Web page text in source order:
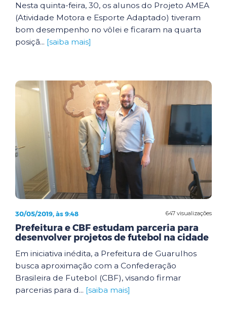
Nesta quinta-feira, 30, os alunos do Projeto AMEA
(Atividade Motora e Esporte Adaptado) tiveram
bom desempenho no vôlei e ficaram na quarta
posiçã... [saiba mais]
647 visualizações
30/05/2019, às 9:48
Prefeitura e CBF estudam parceria para
desenvolver projetos de futebol na cidade
Em iniciativa inédita, a Prefeitura de Guarulhos
busca aproximação com a Confederação
Brasileira de Futebol (CBF), visando firmar
parcerias para d... [saiba mais]